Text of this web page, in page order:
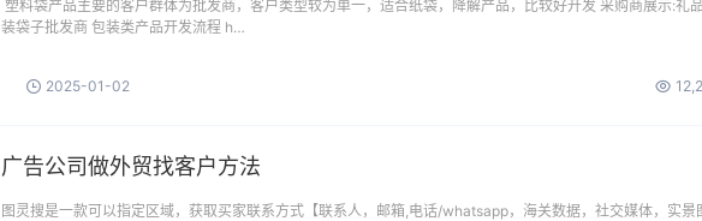
塑料袋产品主要的客户群体为批发商，客户类型较为单一，适合纸袋，降解产品，比较好开发 采购商展示:礼
装袋子批发商 包装类产品开发流程 h…
2025-01-02
广告公司做外贸找客户方法
图灵搜是一款可以指定区域，获取买家联系方式【联系人，邮箱,电话/whatsapp，海关数据，社交媒体，实景